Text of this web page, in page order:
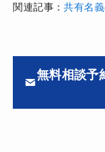
関連記事：共有名
無料相談予